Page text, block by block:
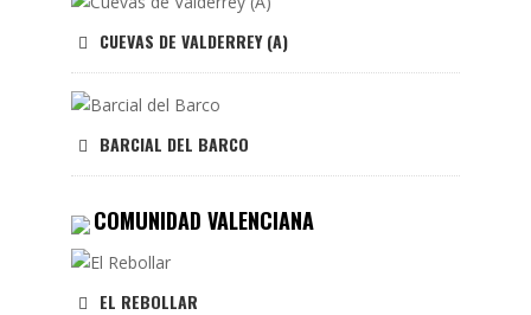
CUEVAS DE VALDERREY (A)
BARCIAL DEL BARCO
COMUNIDAD VALENCIANA
EL REBOLLAR